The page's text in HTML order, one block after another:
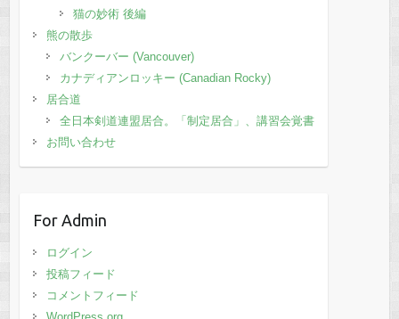
猫の妙術 後編
熊の散歩
バンクーバー (Vancouver)
カナディアンロッキー (Canadian Rocky)
居合道
全日本剣道連盟居合。「制定居合」、講習会覚書
お問い合わせ
For Admin
ログイン
投稿フィード
コメントフィード